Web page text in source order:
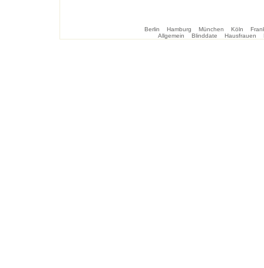
Berlin Hamburg München Köln
Allgemein
Blinddate Hausfrauen